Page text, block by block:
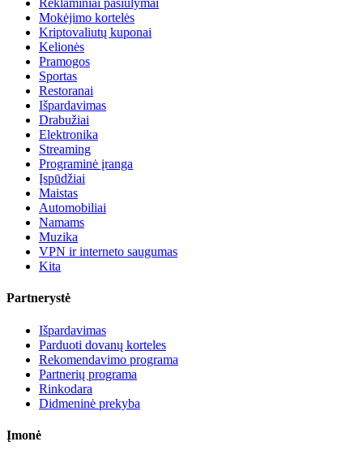
Reklaminiai pasiūlymai
Mokėjimo kortelės
Kriptovaliutų kuponai
Kelionės
Pramogos
Sportas
Restoranai
Išpardavimas
Drabužiai
Elektronika
Streaming
Programinė įranga
Įspūdžiai
Maistas
Automobiliai
Namams
Muzika
VPN ir interneto saugumas
Kita
Partnerystė
Išpardavimas
Parduoti dovanų korteles
Rekomendavimo programa
Partnerių programa
Rinkodara
Didmeninė prekyba
Įmonė